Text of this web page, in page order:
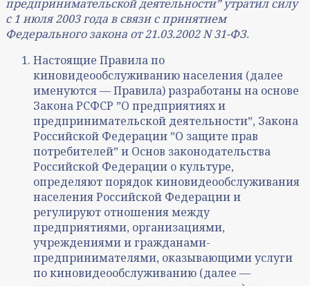
предпринимательской деятельностиˮ утратил силу
с 1 июля 2003 года в связи с принятием
Федерального закона от 21.03.2002 N 31-ФЗ.
Настоящие Правила по
киновидеообслуживанию населения (далее
именуются — Правила) разработаны на основе
Закона РСФСР ˮО предприятиях и
предпринимательской деятельностиˮ, Закона
Российской Федерации ˮО защите прав
потребителейˮ и Основ законодательства
Российской Федерации о культуре,
определяют порядок киновидеообслуживания
населения Российской Федерации и
регулируют отношения между
предприятиями, организациями,
учреждениями и гражданами-
предпринимателями, оказывающими услуги
по киновидеообслуживанию (далее —